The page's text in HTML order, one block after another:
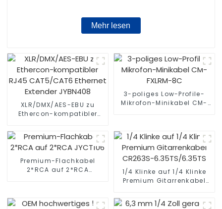
Mehr lesen
XLR/DMX/AES-EBU zu
Ethercon-kompatibler
3-poliges Low-Profile-
Mikrofon-Minikabel CM-
Premium-Flachkabel
2*RCA auf 2*RCA
1/4 Klinke auf 1/4 Klinke
Premium Gitarrenkabel